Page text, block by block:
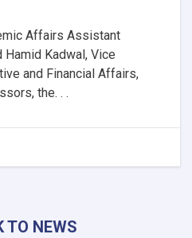
Affairs Assistant
Hamid Kadwal, Vice
and Financial Affairs,
the. . .
TO NEWS